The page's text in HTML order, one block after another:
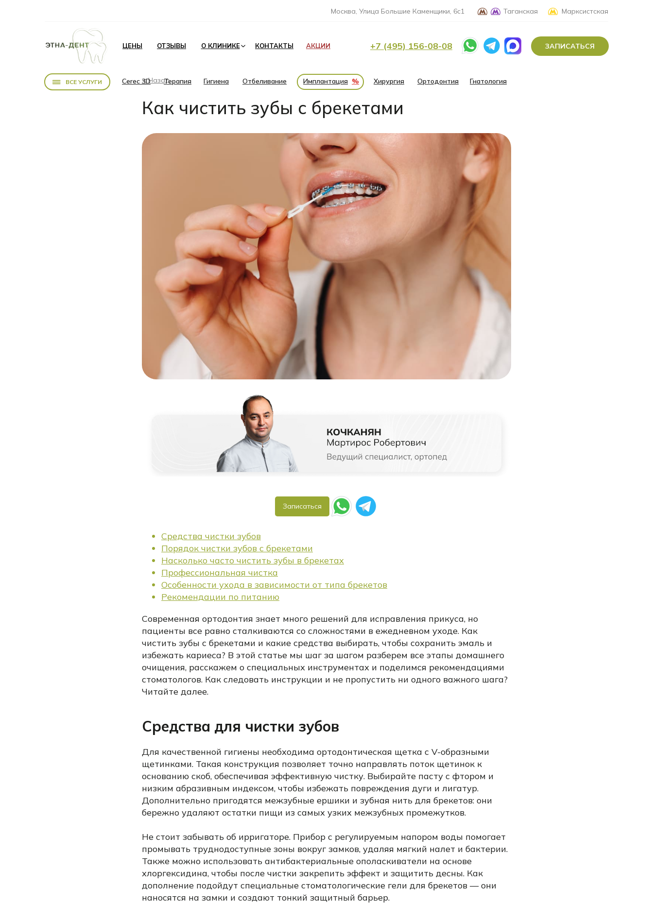
ЦЕНЫ ОТЗЫВЫ О КЛИНИКЕ КОНТАКТЫ АКЦИИ +7 (495) 156-08-08 ЗАПИСАТЬСЯ
Марксистская
Таганская
Москва, Улица Большие Каменщики, 6с1
Cerec 3D Терапия Гигиена Хирургия Гнатология
Ортодонтия
ВСЕ УСЛУГИ %
Имплантация
Отбеливание
Как чистить зубы с брекетами
< Назад
Записаться
Средства чистки зубов
Порядок чистки зубов с брекетами
Насколько часто чистить зубы в брекетах
Профессиональная чистка
Особенности ухода в зависимости от типа брекетов
Рекомендации по питанию
Современная ортодонтия знает много решений для исправления прикуса, но
пациенты все равно сталкиваются со сложностями в ежедневном уходе. Как
чистить зубы с брекетами и какие средства выбирать, чтобы сохранить эмаль и
избежать кариеса? В этой статье мы шаг за шагом разберем все этапы домашнего
очищения, расскажем о специальных инструментах и поделимся рекомендациями
стоматологов. Как следовать инструкции и не пропустить ни одного важного шага?
Читайте далее.
Средства для чистки зубов
Для качественной гигиены необходима ортодонтическая щетка с V-образными
щетинками. Такая конструкция позволяет точно направлять поток щетинок к
основанию скоб, обеспечивая эффективную чистку. Выбирайте пасту с фтором и
низким абразивным индексом, чтобы избежать повреждения дуги и лигатур.
Дополнительно пригодятся межзубные ершики и зубная нить для брекетов: они
бережно удаляют остатки пищи из самых узких межзубных промежутков.
Не стоит забывать об ирригаторе. Прибор с регулируемым напором воды помогает
промывать труднодоступные зоны вокруг замков, удаляя мягкий налет и бактерии.
Также можно использовать антибактериальные ополаскиватели на основе
хлоргексидина, чтобы после чистки закрепить эффект и защитить десны. Как
дополнение подойдут специальные стоматологические гели для брекетов — они
наносятся на замки и создают тонкий защитный барьер.